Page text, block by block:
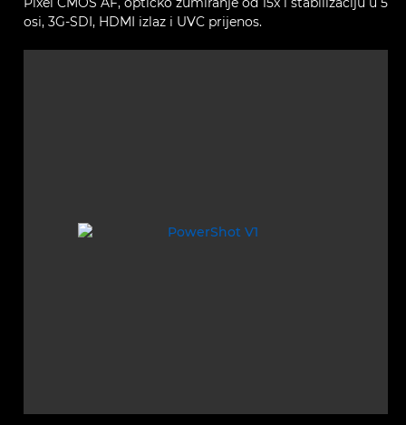
osi, 3G-SDI, HDMI izlaz i UVC prijenos.